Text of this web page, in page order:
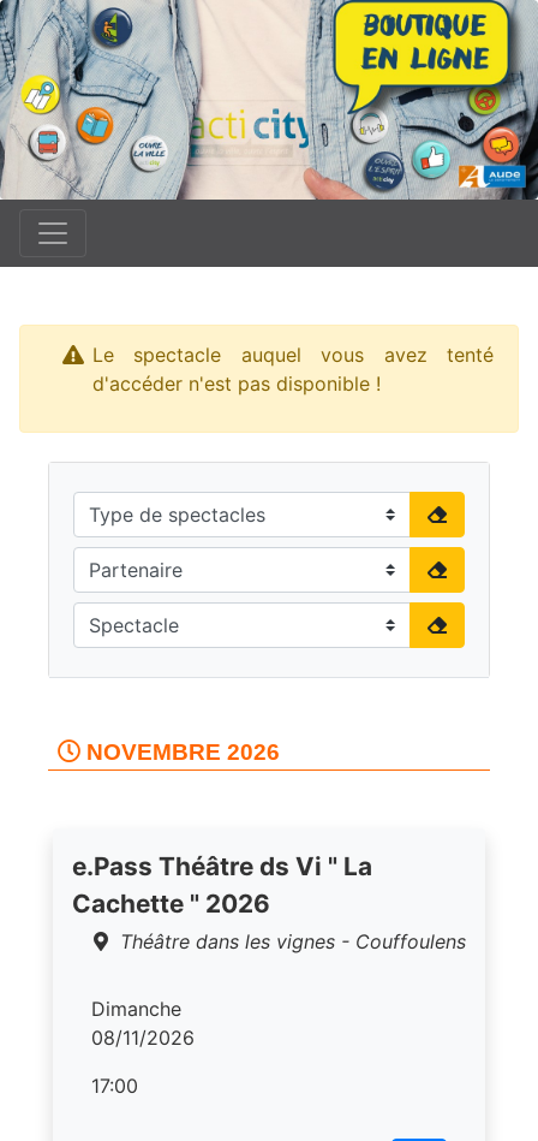
Le spectacle auquel vous avez tenté
d'accéder n'est pas disponible !
NOVEMBRE 2026
e.Pass Théâtre ds Vi " La
Cachette " 2026
Théâtre dans les vignes - Couffoulens
Dimanche
08/11/2026
17:00